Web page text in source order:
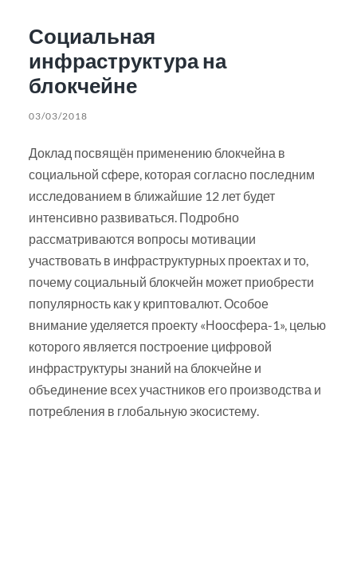
Социальная
инфраструктура на
блокчейне
03/03/2018
Доклад посвящён применению блокчейна в
социальной сфере, которая согласно последним
исследованием в ближайшие 12 лет будет
интенсивно развиваться. Подробно
рассматриваются вопросы мотивации
участвовать в инфраструктурных проектах и то,
почему социальный блокчейн может приобрести
популярность как у криптовалют. Особое
внимание уделяется проекту «Ноосфера-1», целью
которого является построение цифровой
инфраструктуры знаний на блокчейне и
объединение всех участников его производства и
потребления в глобальную экосистему.